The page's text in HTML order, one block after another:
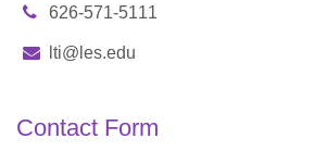
626-571-5111
lti@les.edu
Contact Form